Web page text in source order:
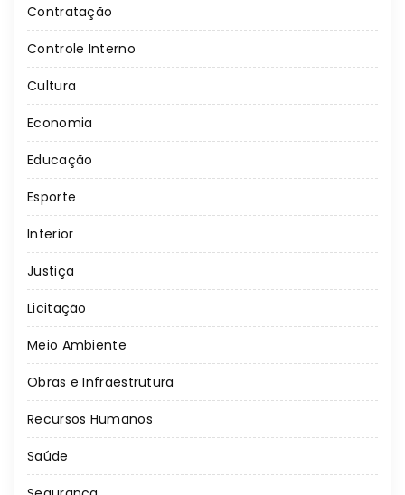
Contratação
Controle Interno
Cultura
Economia
Educação
Esporte
Interior
Justiça
Licitação
Meio Ambiente
Obras e Infraestrutura
Recursos Humanos
Saúde